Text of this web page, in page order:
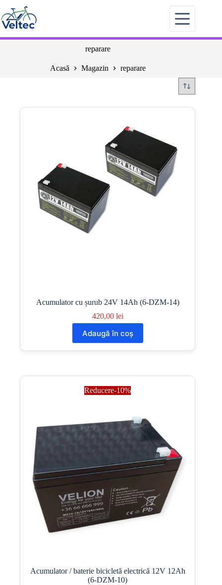
la
conținut
reparare
Acasă Magazin reparare
Acumulator cu șurub 24V 14Ah (6-DZM-14)
420,00 lei
Adaugă în coș
Reducere-10%
Acumulator / baterie bicicletă electrică 12V 12Ah
(6-DZM-10)